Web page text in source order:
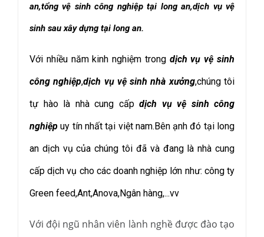
an,tổng vệ sinh công nghiệp tại long an,dịch vụ vệ
sinh sau xây dựng tại long an.
Với nhiều năm kinh nghiệm trong dịch vụ vệ sinh
công nghiệp,dịch vụ vệ sinh nhà xưởng,chúng tôi
tự hào là nhà cung cấp dịch vụ vệ sinh công
nghiệp uy tín nhất tại việt nam.Bên ạnh đó tại long
an dịch vụ của chúng tôi đã và đang là nhà cung
cấp dịch vụ cho các doanh nghiệp lớn như: công ty
Green feed,Ant,Anova,Ngân hàng,...vv
Với đội ngũ nhân viên lành nghề được đào tạo